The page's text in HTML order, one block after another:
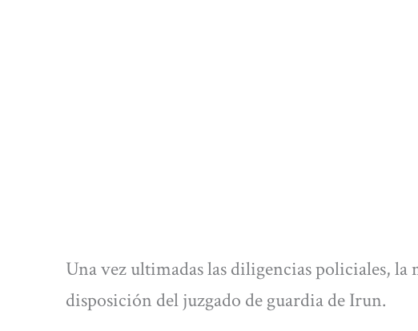
Una vez ultimadas las diligencias policiales, la
disposición del juzgado de guardia de Irun.